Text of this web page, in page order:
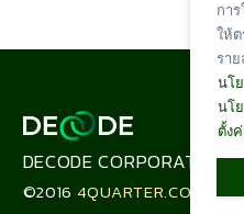
DECODE CORPORATION
©2016 4QUARTER.CO
กา
ให้
ราย
นโ
นโ
ตั้ง